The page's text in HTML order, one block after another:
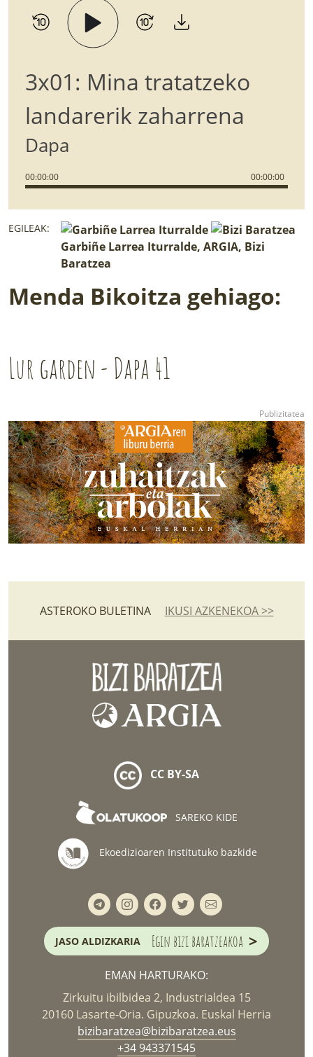
3x01: Mina tratatzeko
landarerik zaharrena
Dapa
00:00:00 00:00:00
EGILEAK:
Garbiñe Larrea Iturralde, ARGIA, Bizi
Baratzea
Menda Bikoitza gehiago:
Lur garden - Dapa 41
ASTEROKO BULETINA IKUSI AZKENEKOA >>
CC BY-SA
SAREKO KIDE
Ekoedizioaren Institutuko bazkide
JASO ALDIZKARIA Egin bizi baratzeakoa >
EMAN HARTURAKO:
Zirkuitu ibilbidea 2, Industrialdea 15
20160 Lasarte-Oria. Gipuzkoa. Euskal Herria
bizibaratzea@bizibaratzea.eus
+34 943371545